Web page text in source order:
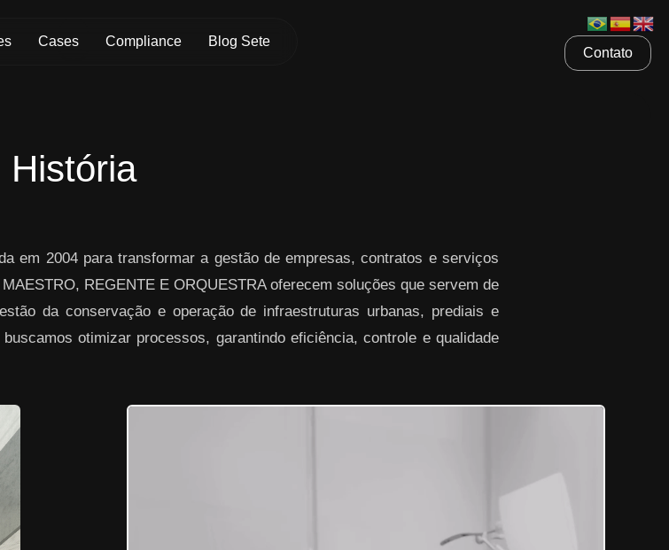
Cases Compliance Blog Sete
Contato
História
em 2004 para transformar a gestão de empresas, contratos e serviços
REGENTE E ORQUESTRA oferecem soluções que servem de
da conservação e operação de infraestruturas urbanas, prediais e
otimizar processos, garantindo eficiência, controle e qualidade